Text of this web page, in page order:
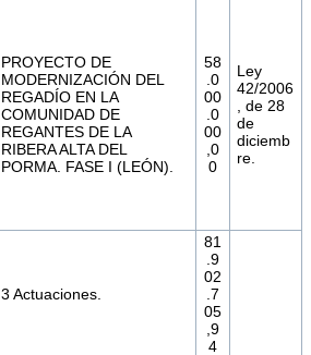
PROYECTO DE
MODERNIZACIÓN DEL
REGADÍO EN LA
COMUNIDAD DE
REGANTES DE LA
RIBERA ALTA DEL
PORMA. FASE I (LEÓN).
58
.0
00
.0
00
,0
0
Ley
42/2006
, de 28
de
diciemb
re.
3 Actuaciones.
81
.9
02
.7
05
,9
4